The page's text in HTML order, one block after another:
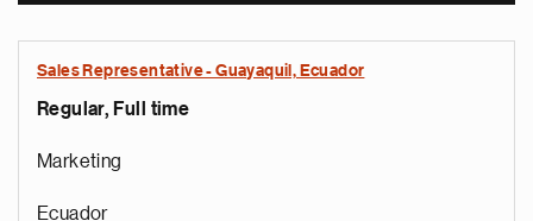
Sales Representative - Guayaquil, Ecuador
Regular, Full time
Marketing
Ecuador